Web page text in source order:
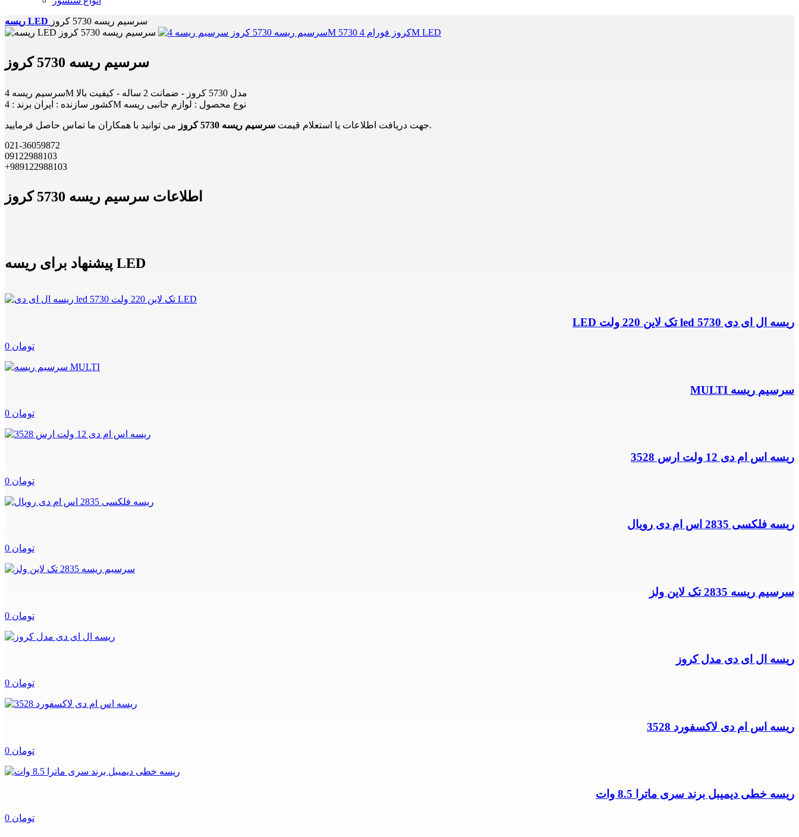
ریسه LED سرسیم ریسه 5730 کروز
سرسیم ریسه 5730 کروز
سرسیم ریسه 4M مدل 5730 کروز - ضمانت 2 ساله - کیفیت بالا
کشور سازنده : ایران برند : 4M نوع محصول : لوازم جانبی ریسه
جهت دریافت اطلاعات یا استعلام قیمت سرسیم ریسه 5730 کروز
می توانید با همکاران ما تماس حاصل فرمایید.
021-36059872
09122988103
+989122988103
اطلاعات سرسیم ریسه 5730 کروز
پیشنهاد برای ریسه LED
ریسه ال ای دی led 5730 تک لاین 220 ولت LED
0 تومان
سرسیم ریسه MULTI
0 تومان
ریسه اس ام دی 12 ولت ارس 3528
0 تومان
ریسه فلکسی 2835 اس ام دی رویال
0 تومان
سرسیم ریسه 2835 تک لاین ولز
0 تومان
ریسه ال ای دی مدل کروز
0 تومان
ریسه اس ام دی لاکسفورد 3528
0 تومان
ریسه خطی دیمیبل برند سری ماترا 8.5 وات
0 تومان